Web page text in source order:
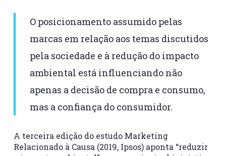
O posicionamento assumido pelas
marcas em relação aos temas discutidos
pela sociedade e à redução do impacto
ambiental está influenciando não
apenas a decisão de compra e consumo,
mas a confiança do consumidor.
A terceira edição do estudo Marketing
Relacionado à Causa (2019, Ipsos) aponta “reduzir